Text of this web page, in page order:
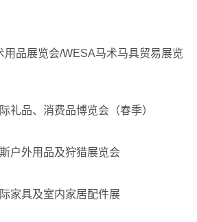
用品展览会/WESA马术马具贸易展览
礼品、消费品博览会（春季）
户外用品及狩猎展览会
家具及室内家居配件展